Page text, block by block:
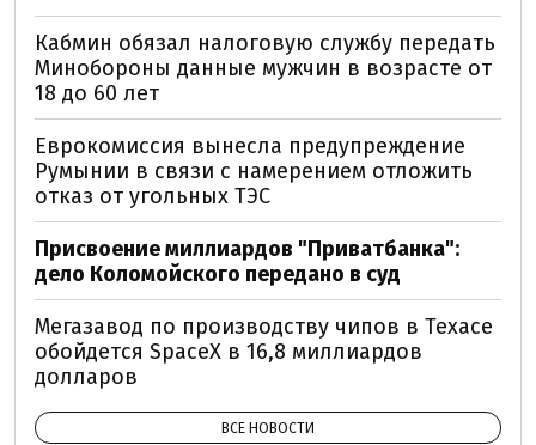
Кабмин обязал налоговую службу передать
Минобороны данные мужчин в возрасте от
18 до 60 лет
Еврокомиссия вынесла предупреждение
Румынии в связи с намерением отложить
отказ от угольных ТЭС
Присвоение миллиардов "Приватбанка":
дело Коломойского передано в суд
Мегазавод по производству чипов в Техасе
обойдется SpaceX в 16,8 миллиардов
долларов
ВСЕ НОВОСТИ